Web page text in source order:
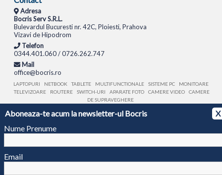
Aboneaza-te acum la newsletter-ul Bocris
X
Nume Prenume
Email
Adresa
Bocris Serv S.R.L.
Bulevardul Bucuresti nr. 42C, Ploiesti, Prahova
Vizavi de Hipodrom
Telefon
0344.401.060 / 0726.262.747
Mail
office@bocris.ro
LAPTOPURI NETBOOK TABLETE MULTIFUNCTIONALE SISTEME PC
MONITOARE
TELEVIZOARE
ROUTERE SWITCH-URI APARATE FOTO CAMERE VIDEO
CAMERE
DE SUPRAVEGHERE